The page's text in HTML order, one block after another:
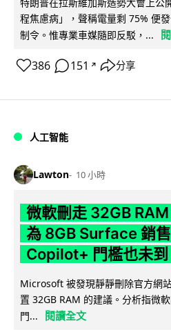
程焦慮病」，聲稱電量剩 75% 便
制令。惟專業車媒隨即反駁，...
386 151 ↗ 分享
人工智能
Lawton 10 小時
微軟刪走 32GB
為 8GB Surface 銷
Copilot+ 門檻也未到
Microsoft 被發現靜靜刪除官方網
置 32GB RAM 的建議。分析指微
門...
閱讀全文